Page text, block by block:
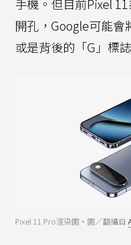
手機。但目前Pixel
開孔，Google可能會
或是背後的「G」標
Pixel 11 Pro渲染圖。圖／翻攝自